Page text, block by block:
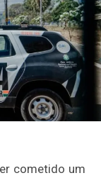
cometido um